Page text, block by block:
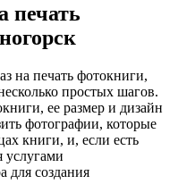
печать
на печать фотокниги,
простых шагов.
ее размер и дизайн
фотографии, которые
книги, и, если есть
услугами
для создания